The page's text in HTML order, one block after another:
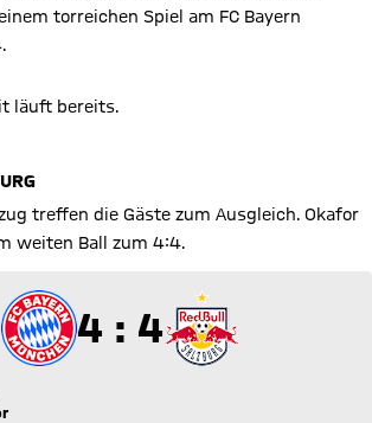
torreichen Spiel am FC Bayern
läuft bereits.
treffen die Gäste zum Ausgleich. Okafor
weiten Ball zum 4:4.
4 zu 4
4 : 4